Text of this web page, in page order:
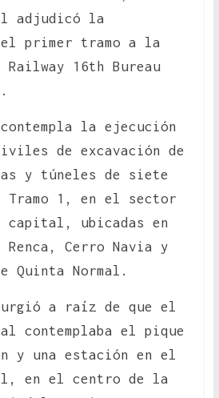
adjudicó la
primer tramo a la
Railway 16th Bureau
la ejecución
de excavación de
y túneles de siete
Tramo 1, en el sector
capital, ubicadas en
Renca, Cerro Navia y
Quinta Normal.
a raíz de que el
contemplaba el pique
y una estación en el
en el centro de la